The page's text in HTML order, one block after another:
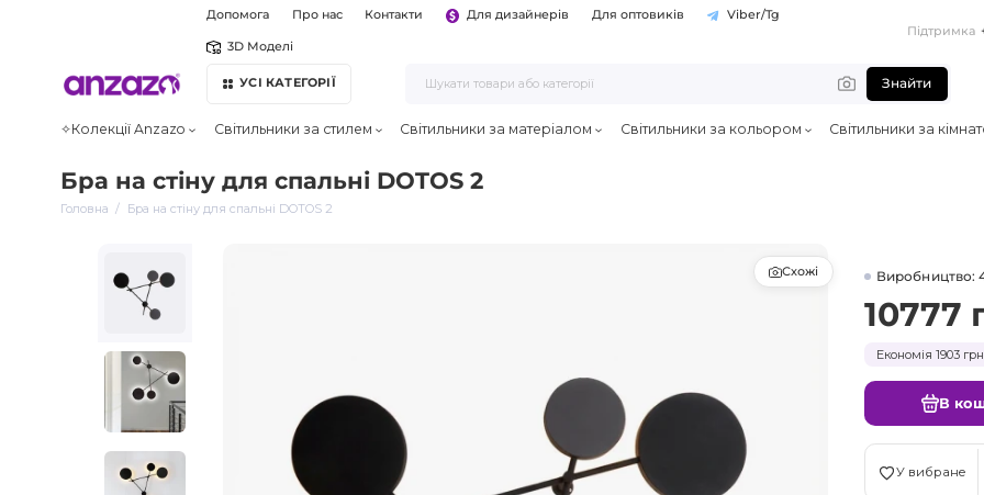
Допомога Про нас Контакти Для дизайнерів Для оптовиків Viber/Tg
3D Моделі
Підтримка
УСІ КАТЕГОРІЇ Знайти
✧Колекції Anzazo Світильники за стилем Світильники за матеріалом Світильники за кольором Світильники за
Бра на стіну для спальні DOTOS 2
Головна Бра на стіну для спальні DOTOS 2
Схожі Виробництво:
10777
Економія 1903
В
У вибране